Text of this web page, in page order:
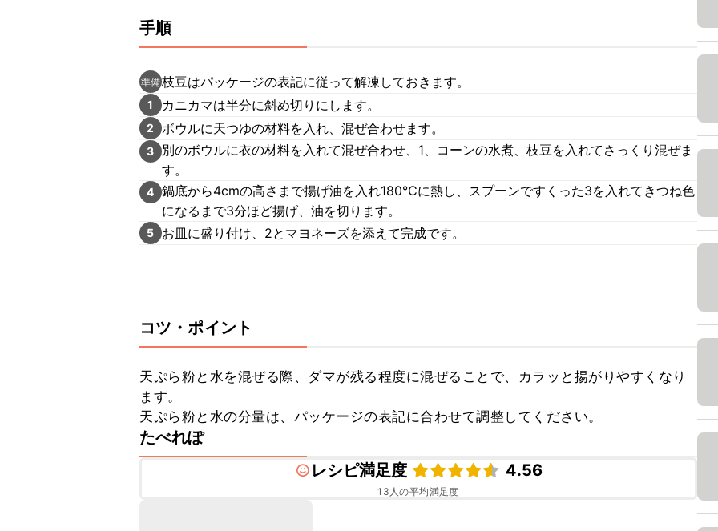
手順
準備枝豆はパッケージの表記に従って解凍しておきます。
1 カニカマは半分に斜め切りにします。
2 ボウルに天つゆの材料を入れ、混ぜ合わせます。
3
別のボウルに衣の材料を入れて混ぜ合わせ、1、コーンの水煮、枝豆を入れてさっくり混ぜま
す。
4 鍋底から4cmの高さまで揚げ油を入れ180℃に熱し、スプーンですくった3を入れてきつね色
になるまで3分ほど揚げ、油を切ります。
5 お皿に盛り付け、2とマヨネーズを添えて完成です。
コツ・ポイント
天ぷら粉と水を混ぜる際、ダマが残る程度に混ぜることで、カラッと揚がりやすくなり
ます。
天ぷら粉と水の分量は、パッケージの表記に合わせて調整してください。
たべれぽ
レシピ満足度
4.56
13 人の平均満足度